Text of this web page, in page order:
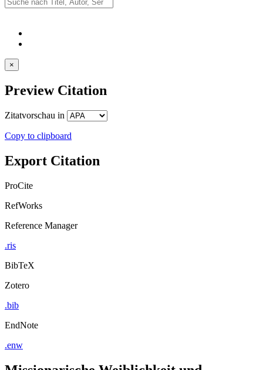
×
Preview Citation
Zitatvorschau in
Copy to clipboard
Export Citation
ProCite
RefWorks
Reference Manager
.ris
BibTeX
Zotero
.bib
EndNote
.enw